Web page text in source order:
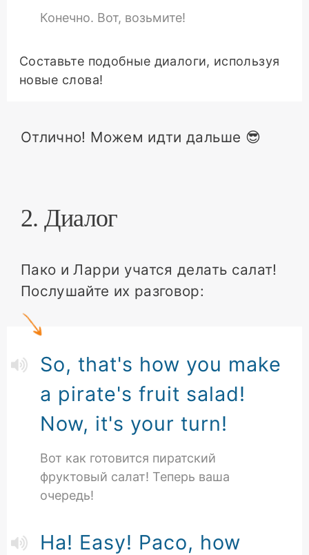
Конечно. Вот, возьмите!
Составьте подобные диалоги, используя
новые слова!
Отлично! Можем идти дальше 😎
2. Диалог
Пако и Ларри учатся делать салат!
Послушайте их разговор:
So, that's how you make
a pirate's fruit salad!
Now, it's your turn!
Вот как готовится пиратский
фруктовый салат! Теперь ваша
очередь!
Ha! Easy! Paco, how